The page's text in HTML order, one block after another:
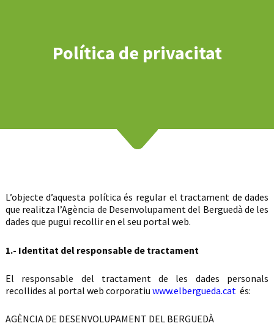
Política de privacitat
L’objecte d’aquesta política és regular el tractament de dades
que realitza l’Agència de Desenvolupament del Berguedà de les
dades que pugui recollir en el seu portal web.
1.- Identitat del responsable de tractament
El responsable del tractament de les dades personals
recollides al portal web corporatiu www.elbergueda.cat és:
AGÈNCIA DE DESENVOLUPAMENT DEL BERGUEDÀ